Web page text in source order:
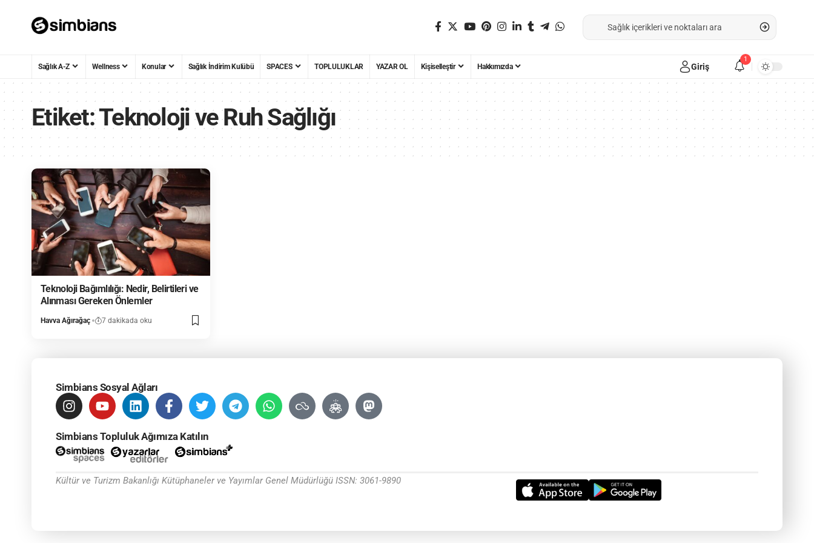
Sağlık A-Z Wellness Konular Sağlık İndirim Kulübü SPACES TOPLULUKLAR YAZAR OL Kişiselleştir Hakkımızda Giriş
1
Etiket:Teknoloji ve Ruh Sağlığı
Teknoloji Bağımlılığı: Nedir, Belirtileri ve
Alınması Gereken Önlemler
Havva Ağırağaç 7 dakikada oku
Simbians Sosyal Ağları
Simbians Topluluk Ağımıza Katılın
Kültür ve Turizm Bakanlığı Kütüphaneler ve Yayımlar Genel Müdürlüğü ISSN: 3061-9890